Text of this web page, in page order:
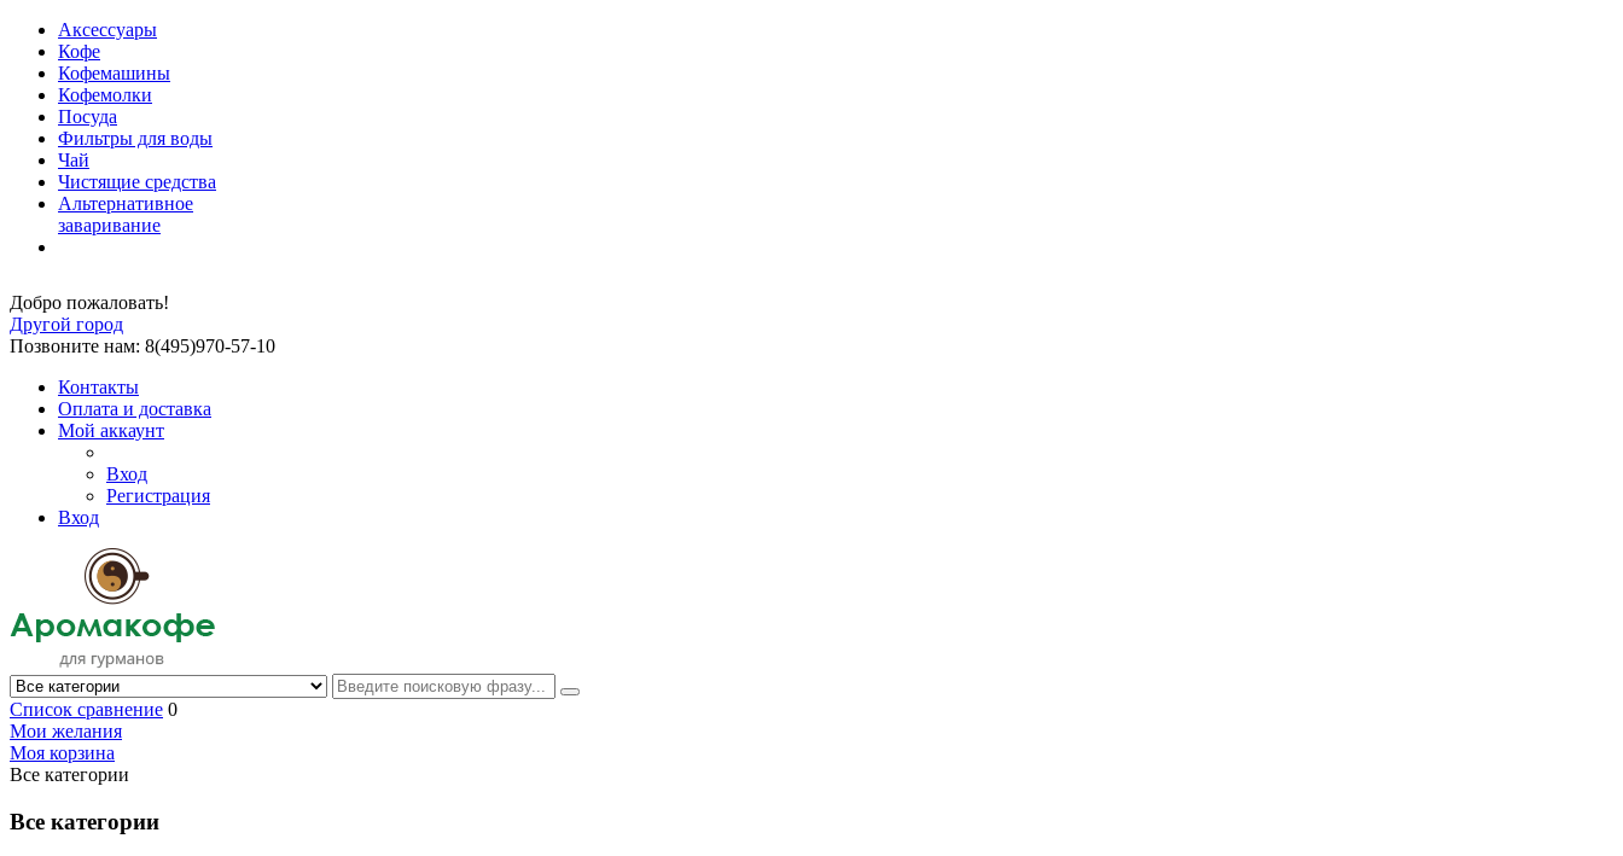
Аксессуары
Кофе
Кофемашины
Кофемолки
Посуда
Фильтры для воды
Чай
Чистящие средства
Альтернативное
заваривание
Добро пожаловать!
Другой город
Позвоните нам: 8(495)970-57-10
Контакты
Оплата и доставка
Мой аккаунт
Вход
Регистрация
Вход
Список сравнение 0
Мои желания
Моя корзина
Все категории
Все категории